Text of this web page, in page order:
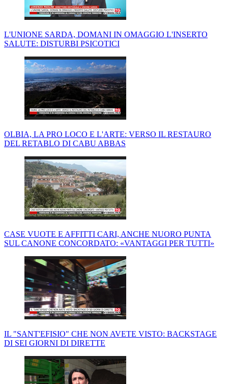
L'UNIONE SARDA, DOMANI IN OMAGGIO L'INSERTO
SALUTE: DISTURBI PSICOTICI
OLBIA, LA PRO LOCO E L'ARTE: VERSO IL RESTAURO
DEL RETABLO DI CABU ABBAS
CASE VUOTE E AFFITTI CARI, ANCHE NUORO PUNTA
SUL CANONE CONCORDATO: «VANTAGGI PER TUTTI»
IL "SANT'EFISIO" CHE NON AVETE VISTO: BACKSTAGE
DI SEI GIORNI DI DIRETTE